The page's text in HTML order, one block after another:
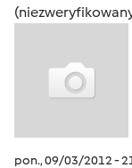
pon., 09/03/2012 -